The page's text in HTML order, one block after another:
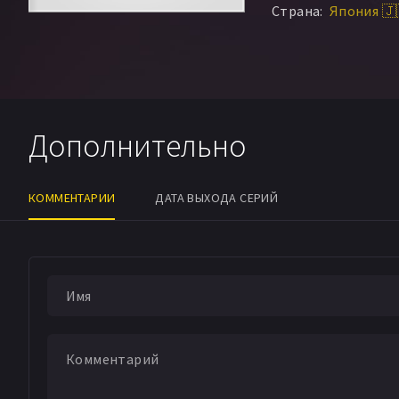
Страна: Япония
Дополнительно
КОММЕНТАРИИ ДАТА ВЫХОДА СЕРИЙ